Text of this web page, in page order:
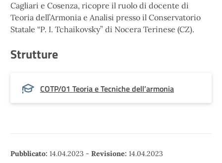
Cagliari e Cosenza, ricopre il ruolo di docente di
Teoria dell’Armonia e Analisi presso il Conservatorio
Statale “P. I. Tchaikovsky” di Nocera Terinese (CZ).
Strutture
COTP/01 Teoria e Tecniche dell’armonia
Pubblicato: 14.04.2023 - Revisione: 14.04.2023